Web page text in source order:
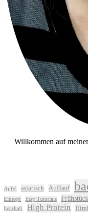
Willkommen auf
Apfel asiatisch Auflauf
Eintopf
Etsy Tutorials Frühstück
herzhaft High Protein